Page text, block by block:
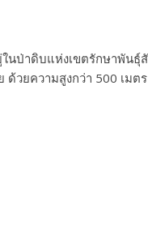
ป่าดิบแห่งเขตรักษาพันธุ์
วยความสูงกว่า 500 เมตร